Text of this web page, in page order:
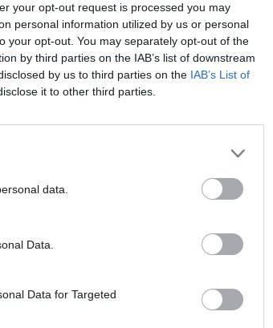
your opt-out request is processed you may
personal information utilized by us or personal
your opt-out. You may separately opt-out of the
by third parties on the IAB’s list of downstream
by us to third parties on the IAB’s List of
it to other third parties.
data.
Data.
Data for Targeted
Cím: Csonka Krisztián
Darabanth
Budapest
Andrássy út 16.
1061
A tételek a leütési ár + 25% jutalék
veszik át, a vevő a postaköltség, biztosítási díj
TOVÁBBI MŰTÁRGYAI